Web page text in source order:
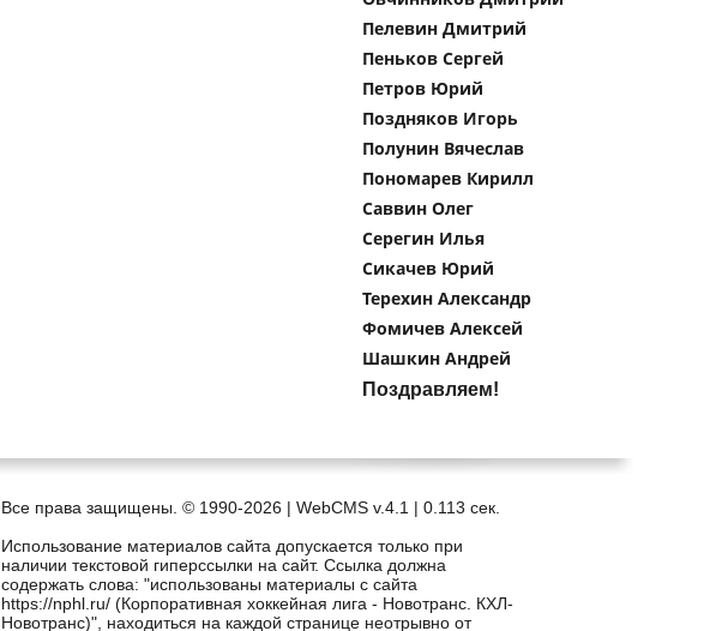
Пелевин Дмитрий
Пеньков Сергей
Петров Юрий
Поздняков Игорь
Полунин Вячеслав
Пономарев Кирилл
Саввин Олег
Серегин Илья
Сикачев Юрий
Терехин Александр
Фомичев Алексей
Шашкин Андрей
Поздравляем!
Все права защищены. © 1990-2026 | WebCMS v.4.1 | 0.113 сек.
Использование материалов сайта допускается только при
наличии текстовой гиперссылки на сайт. Ссылка должна
содержать слова: "использованы материалы с сайта
https://nphl.ru/ (Корпоративная хоккейная лига - Новотранс. КХЛ-
Новотранс)", находиться на каждой странице неотрывно от